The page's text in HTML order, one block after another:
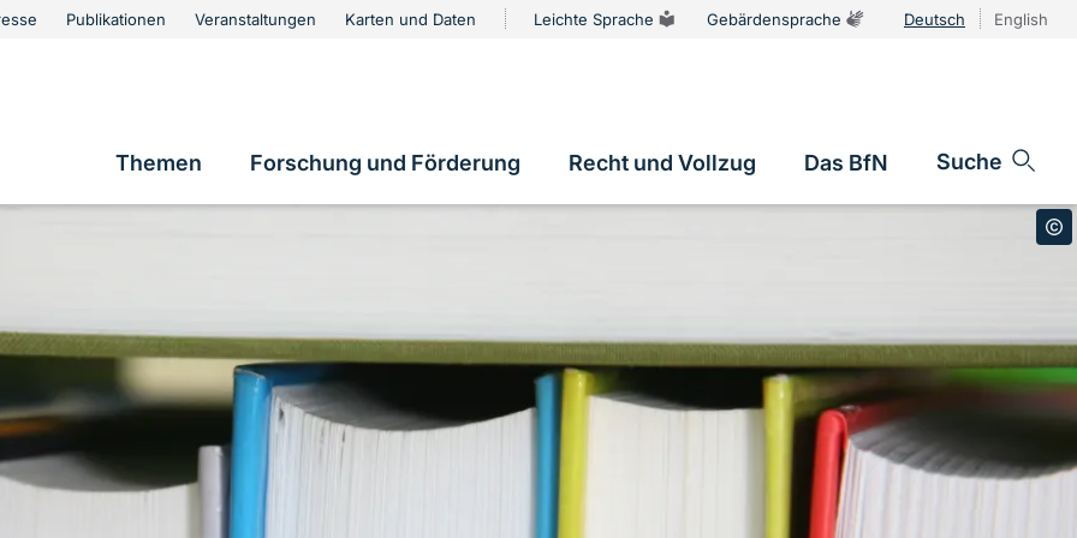
Publikationen Veranstaltungen Karten und Daten Leichte Sprache Gebärdensprache Deutsch English
Hauptnavigation
Themen Forschung und Förderung Recht und Vollzug Das BfN Suche